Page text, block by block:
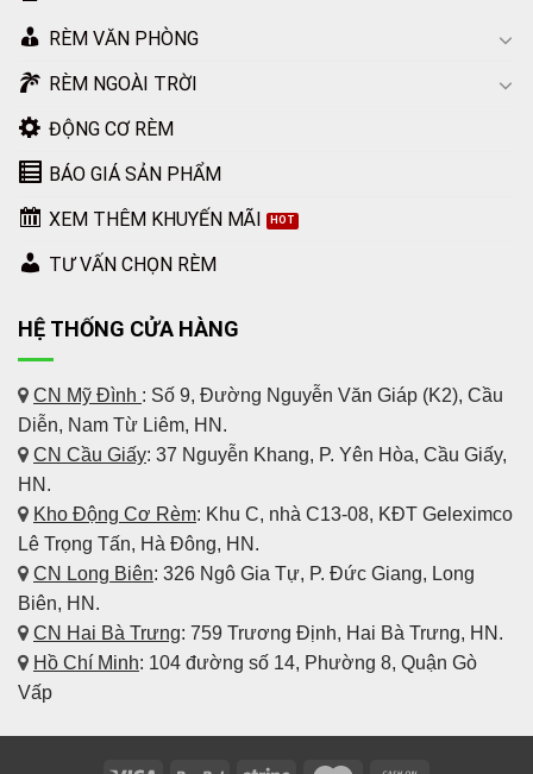
RÈM VĂN PHÒNG
RÈM NGOÀI TRỜI
ĐỘNG CƠ RÈM
BÁO GIÁ SẢN PHẨM
XEM THÊM KHUYẾN MÃI
TƯ VẤN CHỌN RÈM
HỆ THỐNG CỬA HÀNG
CN Mỹ Đình : Số 9, Đường Nguyễn Văn Giáp (K2), Cầu
Diễn, Nam Từ Liêm, HN.
CN Cầu Giấy: 37 Nguyễn Khang, P. Yên Hòa, Cầu Giấy,
HN.
Kho Động Cơ Rèm: Khu C, nhà C13-08, KĐT Geleximco
Lê Trọng Tấn, Hà Đông, HN.
CN Long Biên: 326 Ngô Gia Tự, P. Đức Giang, Long
Biên, HN.
CN Hai Bà Trưng: 759 Trương Định, Hai Bà Trưng, HN.
Hồ Chí Minh: 104 đường số 14, Phường 8, Quận Gò
Vấp